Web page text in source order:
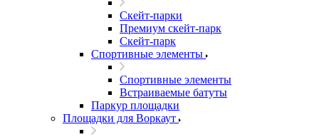
Скейт-парки
Премиум скейт-парк
Скейт-парк
Спортивные элементы
Спортивные элементы
Встраиваемые батуты
Паркур площадки
Площадки для Воркаут